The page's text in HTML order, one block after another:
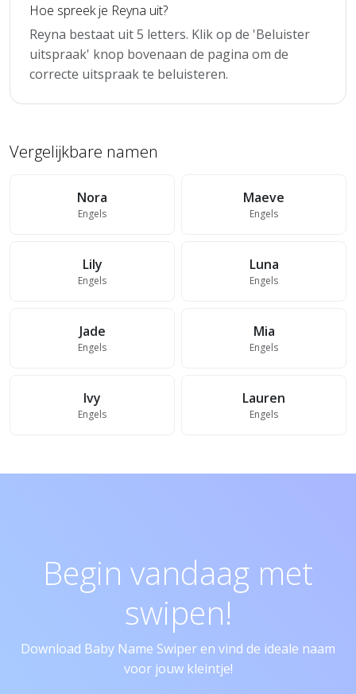
Hoe spreek je Reyna uit?
Reyna bestaat uit 5 letters. Klik op de 'Beluister
uitspraak' knop bovenaan de pagina om de
correcte uitspraak te beluisteren.
Vergelijkbare namen
Nora
Engels
Maeve
Engels
Lily
Engels
Luna
Engels
Jade
Engels
Mia
Engels
Ivy
Engels
Lauren
Engels
Begin vandaag met
swipen!
Download Baby Name Swiper en vind de ideale naam
voor jouw kleintje!